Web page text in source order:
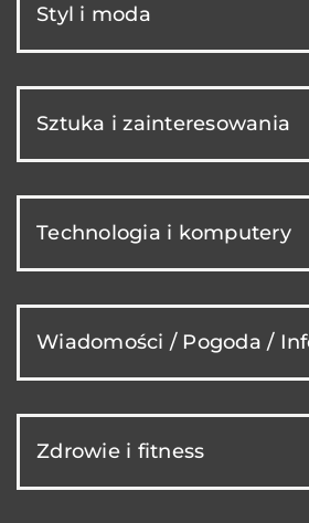
Styl i moda
Sztuka i zainteresowania
Technologia i komputery
Wiadomości / Pogoda /
Zdrowie i fitness